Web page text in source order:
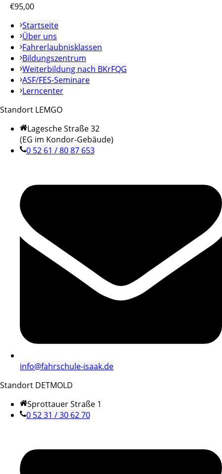
€95,00
Startseite
Über uns
Fahrerlaubnisklassen
Bildungszentrum
Weiterbildung nach BKrFQG
ASF/FES-Seminare
Lerncenter
Standort LEMGO
Lagesche Straße 32
(EG im Kondor-Gebäude)
0 52 61 / 80 87 653
info@fahrschule-isaak.de
Standort DETMOLD
Sprottauer Straße 1
0 52 31 / 30 62 70